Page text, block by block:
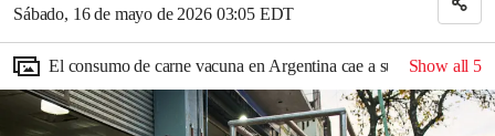
Sábado, 16 de mayo de 2026 03:05 EDT
El consumo de carne vacuna en Argentina cae a su nivel más
Show all 5